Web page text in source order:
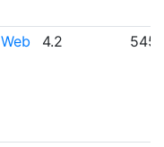
Web 4.2 545